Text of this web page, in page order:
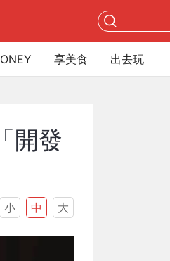
享美食 出去玩
開發
小 中 大